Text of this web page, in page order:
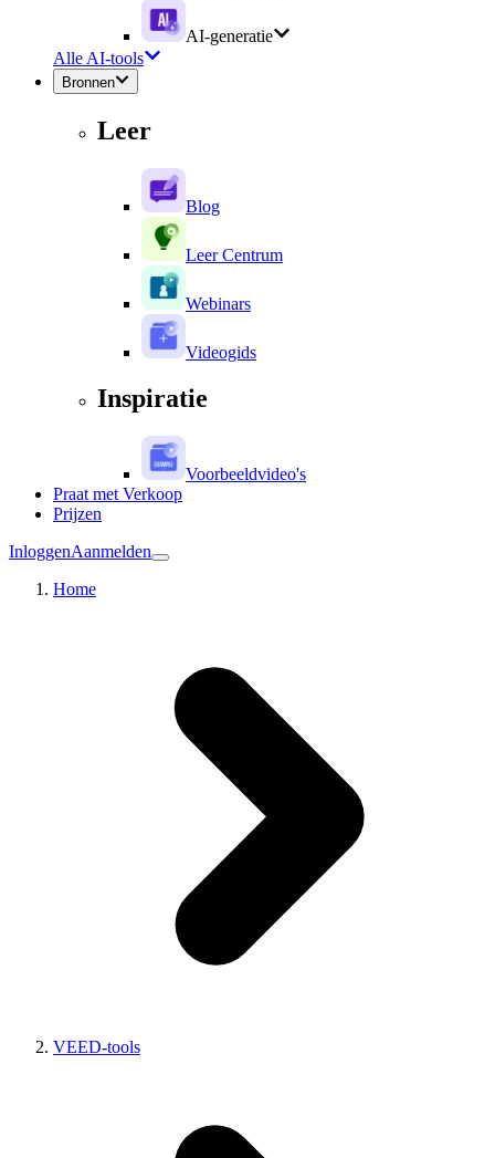
AI-generatie
Alle AI-tools
Bronnen
Leer
Blog
Leer Centrum
Webinars
Videogids
Inspiratie
Voorbeeldvideo's
Praat met Verkoop
Prijzen
InloggenAanmelden
Home
VEED-tools